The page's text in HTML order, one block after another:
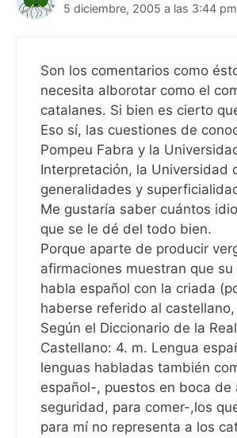
5 diciembre, 2005 a las 3:44 pm
Son los comentarios como
necesita alborotar como el
catalanes. Si bien es cierto
Eso sí, las cuestiones de
Pompeu Fabra y la
Interpretación, la Universidad
generalidades y
Me gustaría saber cuántos
que se le dé del todo bien.
Porque aparte de producir
afirmaciones muestran que
habla español con la criada
haberse referido al
Según el Diccionario de la
Castellano: 4. m. Lengua
lenguas habladas también
español-, puestos en boca
seguridad, para comer-,los
para mí no representa a los